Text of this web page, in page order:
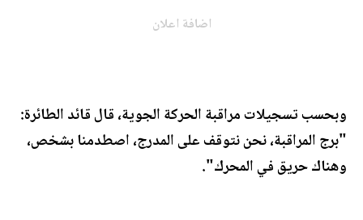
اضافة اعلان
وبحسب تسجيلات مراقبة الحركة الجوية، قال قائد الطائرة:
"برج المراقبة، نحن نتوقف على المدرج، اصطدمنا بشخص،
وهناك حريق في المحرك".